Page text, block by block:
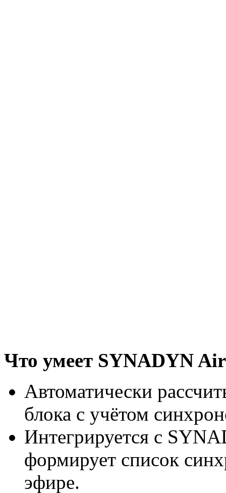
Что умеет SYNADYN
Автоматически
блока с учётом
Интегрируется с
формирует список
эфире.